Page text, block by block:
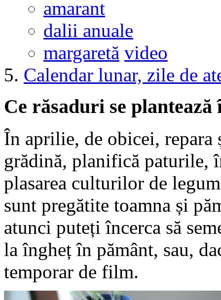
amarant
dalii anuale
margaretă video
Calendar lunar, zile de
Ce răsaduri se
În aprilie, de obicei, repara
grădină, planifică paturile,
plasarea culturilor de
sunt pregătite toamna și
atunci puteți încerca să
la îngheț în pământ, sau,
temporar de film.